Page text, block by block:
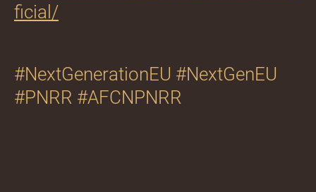
ficial/
#NextGenerationEU #NextGenEU
#PNRR #AFCNPNRR